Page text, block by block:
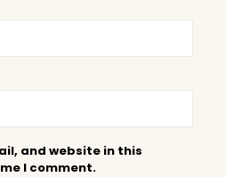
and website in this
I comment.